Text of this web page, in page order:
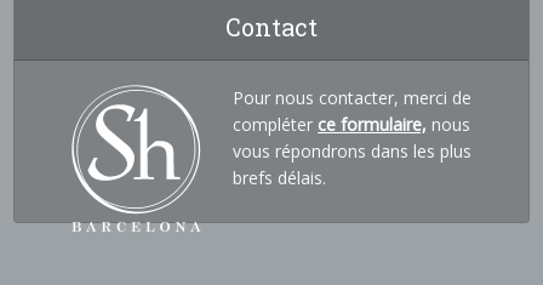
Contact
Pour nous contacter, merci de
compléter ce formulaire, nous
vous répondrons dans les plus
brefs délais.